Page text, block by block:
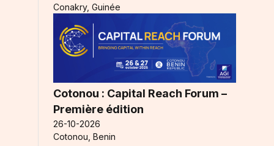
Conakry, Guinée
Cotonou : Capital Reach Forum –
Première édition
26-10-2026
Cotonou, Benin